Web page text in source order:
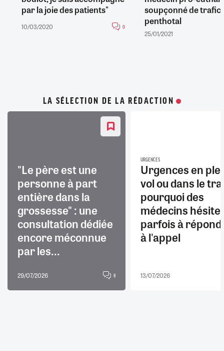
par la joie des patients"
10/03/2020 0
soupçonné de trafic
penthotal
25/01/2021
LA SÉLECTION DE LA RÉDACTION
"Le père est une
personne à part
entière dans la
grossesse" : une
consultation dédiée
encore méconnue
par les...
29/07/2026 8
URGENCES
Urgences en
vol ou dans le
pourquoi des
médecins
parfois à
à l'appel
13/07/2026